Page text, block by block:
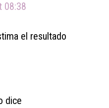
08:38
el resultado
dice